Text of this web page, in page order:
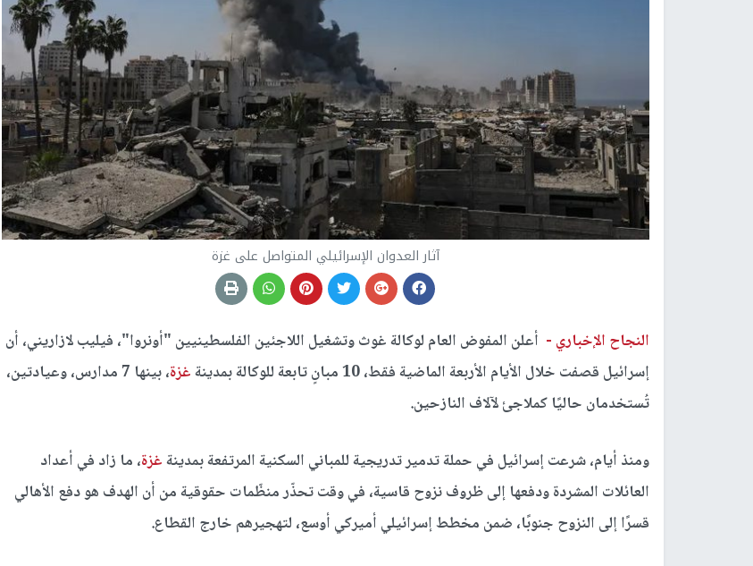
آثار العدوان الإسرائيلي المتواصل على غزة
النجاح الإخباري - أعلن المفوض العام لوكالة غوث وتشغيل اللاجئين الفلسطينيين "أونروا"، فيليب لازاريني، أن
إسرائيل قصفت خلال الأيام الأربعة الماضية فقط، 10 مبانٍ تابعة للوكالة بمدينة
غزة
، بينها 7 مدارس، وعيادتين،
تُستخدمان حاليًا كملاجئ لآلاف النازحين.
ومنذ أيام، شرعت إسرائيل في حملة تدمير تدريجية للمباني السكنية المرتفعة بمدينةغزة، ما زاد في أعداد
العائلات المشردة ودفعها إلى ظروف نزوح قاسية، في وقت تحذّر منظّمات حقوقية من أن الهدف هو دفع الأهالي
قسرًا إلى النزوح جنوبًا، ضمن مخطط إسرائيلي أميركي أوسع، لتهجيرهم خارج القطاع.